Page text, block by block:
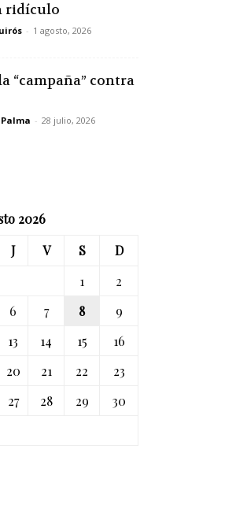
ridículo
- 1 agosto, 2026
“campaña” contra
- 28 julio, 2026
2026
J V S
D
1
2
6 7 8
9
13 14 15
16
20 21 22
23
27 28 29
30